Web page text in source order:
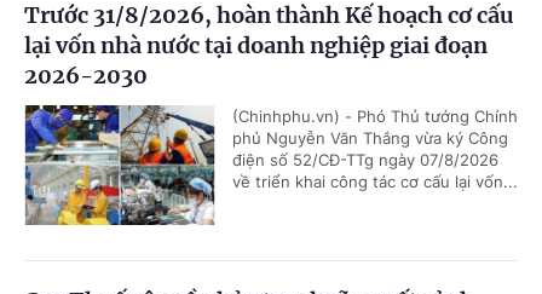
Trước 31/8/2026, hoàn thành Kế hoạch cơ cấu
lại vốn nhà nước tại doanh nghiệp giai đoạn
2026-2030
(Chinhphu.vn) - Phó Thủ tướng Chính
phủ Nguyễn Văn Thắng vừa ký Công
điện số 52/CĐ-TTg ngày 07/8/2026
về triển khai công tác cơ cấu lại vốn...